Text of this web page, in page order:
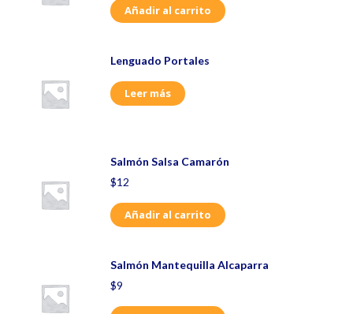
Añadir al carrito
Lenguado Portales
Leer más
Salmón Salsa Camarón
$12
Añadir al carrito
Salmón Mantequilla Alcaparra
$9